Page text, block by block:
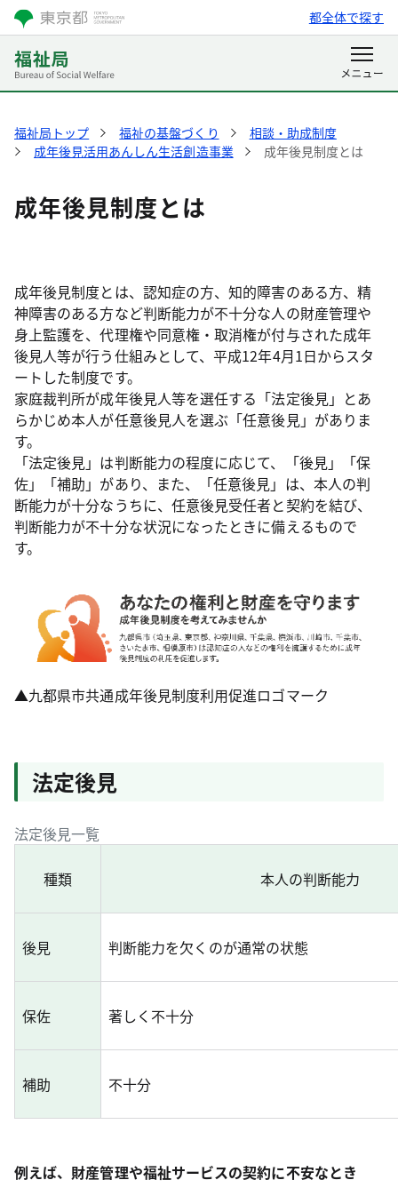
都全体で探す
福祉局トップ 福祉の基盤づくり
相談・助成制度
成年後見活用あんしん生活創造事業
成年後見制度とは
成年後見制度とは
成年後見制度とは、認知症の方、知的障害のある方、精
神障害のある方など判断能力が不十分な人の財産管理や
身上監護を、代理権や同意権・取消権が付与された成年
後見人等が行う仕組みとして、平成12年4月1日からスタ
ートした制度です。
家庭裁判所が成年後見人等を選任する「法定後見」とあ
らかじめ本人が任意後見人を選ぶ「任意後見」がありま
す。
「法定後見」は判断能力の程度に応じて、「後見」「保
佐」「補助」があり、また、「任意後見」は、本人の判
断能力が十分なうちに、任意後見受任者と契約を結び、
判断能力が不十分な状況になったときに備えるもので
す。
▲九都県市共通成年後見制度利用促進ロゴマーク
法定後見
法定後見一覧
種類 本人の判断能力
後見 判断能力を欠くのが通常の状態
保佐 著しく不十分
補助 不十分
例えば、財産管理や福祉サービスの契約に不安なとき